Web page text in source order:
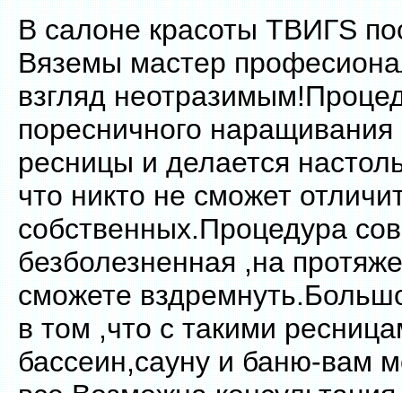
В салоне красоты ТВИГS
Вяземы мастер
взгляд
поресничного наращивания
ресницы и делается
что никто не сможет
собственных.Процедура
безболезненная ,на
сможете
в том ,что с такими
бассеин,сауну и баню-вам